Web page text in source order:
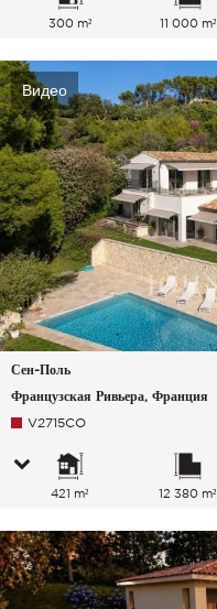
300 m² 11 000 m²
Видео
Сен-Поль
Французская Ривьера, Франция
V2715CO
421 m² 12 380 m²